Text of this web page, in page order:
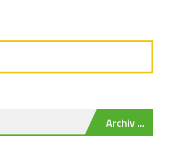
Archiv ...